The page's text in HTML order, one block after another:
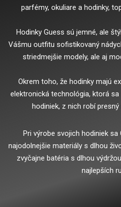
parfémy, okuliare a hodinky,
Hodinky Guess sú jemné, ale
Vášmu outfitu sofistikovaný
striedmejšie modely, ale aj
Okrem toho, že hodinky majú
elektronická technológia, ktorá
hodiniek, z nich robí
Pri výrobe svojich hodiniek
najodolnejšie materiály s dlhou
zvyčajne batéria s dlhou
najlepších